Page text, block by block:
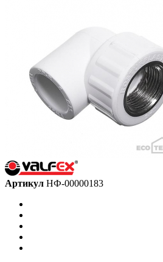
Артикул НФ-00000183